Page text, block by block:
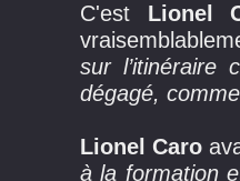
C'est Lionel
sur l’itinéraire
dégagé,
Lionel Caro
à la formation